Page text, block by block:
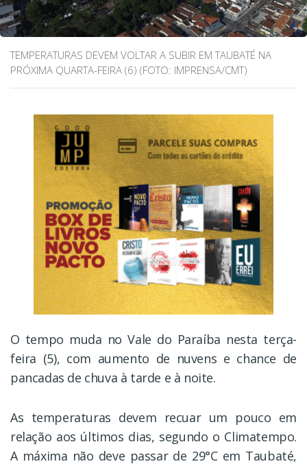
TEMPERATURAS DEVEM VOLTAR A SUBIR EM TAUBATÉ NA
PRÓXIMA QUARTA-FEIRA (6) (FOTO: IMPRENSA/CMT)
O tempo muda no Vale do Paraíba nesta terça-
feira (5), com aumento de nuvens e chance de
pancadas de chuva à tarde e à noite.
As temperaturas devem recuar um pouco em
relação aos últimos dias, segundo o Climatempo.
A máxima não deve passar de 29°C em Taubaté,